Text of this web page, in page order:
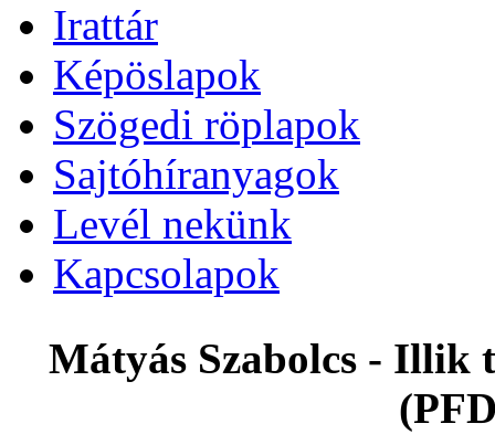
Irattár
Képöslapok
Szögedi röplapok
Sajtóhíranyagok
Levél nekünk
Kapcsolapok
Mátyás Szabolcs - Illik